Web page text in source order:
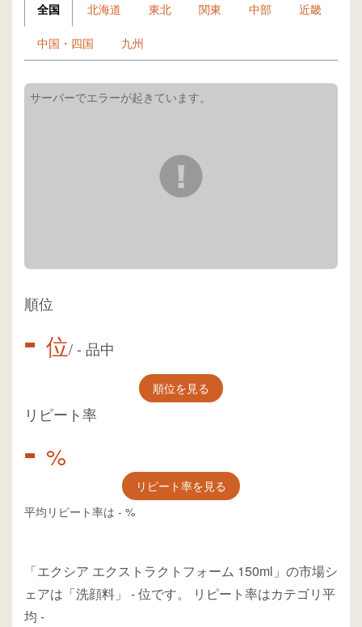
全国 北海道 東北 関東 中部 近畿
中国・四国 九州
順位
- 位/- 品中
順位を見る
リピート率
- %
リピート率を見る
平均リピート率は - %
「エクシア エクストラクトフォーム 150ml」の市場シ
ェアは「洗顔料」 -位です。
リピート率はカテゴリ平
均 -